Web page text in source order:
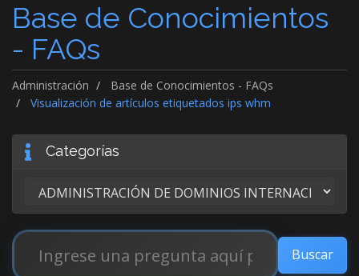
menú
de
Base de Conocimientos
- FAQs
Administración
Base de Conocimientos - FAQs
Visualización de artículos etiquetados ips whm
Categorías